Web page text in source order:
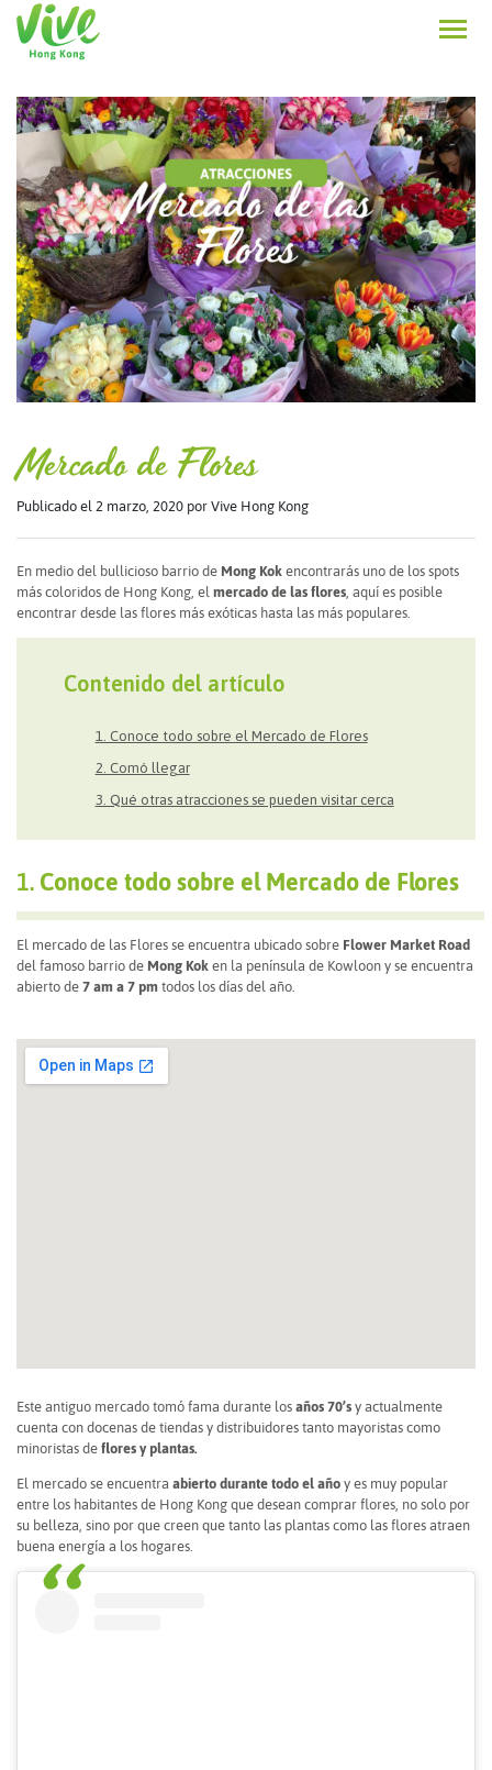
Mercado de Flores
Publicado el 2 marzo, 2020 por Vive Hong Kong
En medio del bullicioso barrio de Mong Kok encontrarás uno de los spots
más coloridos de Hong Kong, el mercado de las flores , aquí es posible
encontrar desde las flores más exóticas hasta las más populares.
Contenido del artículo
1. Conoce todo sobre el Mercado de Flores
2. Comó llegar
3. Qué otras atracciones se pueden visitar cerca
1. Conoce todo sobre el Mercado de Flores
El mercado de las Flores se encuentra ubicado sobre Flower Market Road
del famoso barrio de Mong Kok en la península de Kowloon y se encuentra
abierto de 7 am a 7 pm todos los días del año.
Este antiguo mercado tomó fama durante los años 70’s y actualmente
cuenta con docenas de tiendas y distribuidores tanto mayoristas como
minoristas de flores y plantas.
El mercado se encuentra abierto durante todo el año y es muy popular
entre los habitantes de Hong Kong que desean comprar flores, no solo por
su belleza, sino por que creen que tanto las plantas como las flores atraen
buena energía a los hogares.